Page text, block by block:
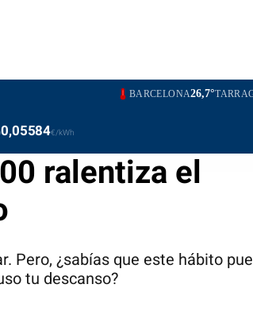
26,7°TARRAGONA27,5°
0,05584€/kWh
ralentiza el
Pero, ¿sabías que este hábito
tu descanso?